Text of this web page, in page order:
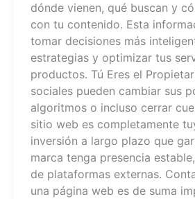
dónde vienen, qué buscan y
con tu contenido. Esta
tomar decisiones más
estrategias y optimizar tus
productos. Tú Eres el
sociales pueden cambiar sus
algoritmos o incluso cerrar
sitio web es completamente
inversión a largo plazo que
marca tenga presencia
de plataformas externas.
una página web es de suma